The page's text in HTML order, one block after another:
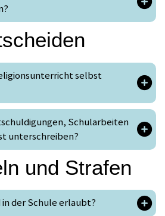
selbst
Schularbeiten
unterschreiben?
und Strafen
der Schule erlaubt?